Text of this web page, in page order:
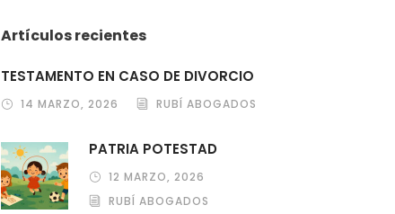
Artículos recientes
TESTAMENTO EN CASO DE DIVORCIO
14 MARZO, 2026 RUBÍ ABOGADOS
PATRIA POTESTAD
12 MARZO, 2026
RUBÍ ABOGADOS